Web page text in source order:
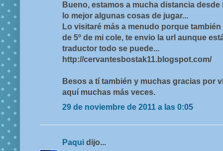
Bueno, estamos a mucha distancia
lo mejor algunas cosas de jugar...
Lo visitaré más a menudo porque
de 5º de mi cole, te envio la url aunque
traductor todo se puede...
http://cervantesbostak11.blogspot.com/
Besos a tí también y muchas gracias por
aquí muchas más veces.
29 de noviembre de 2011 a las 0:05
Paqui dijo...